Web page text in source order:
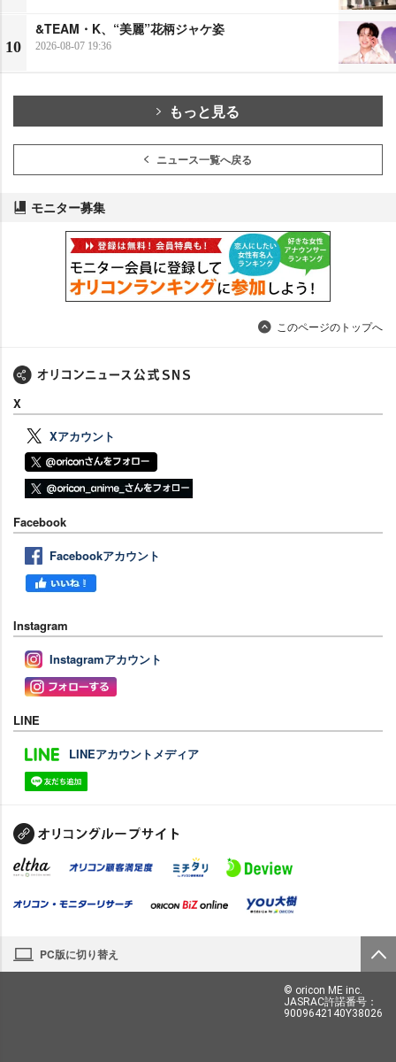
10
&TEAM・K、“美麗”花柄ジャケ姿
2026-08-07 19:36
もっと見る
ニュース一覧へ戻る
モニター募集
このページのトップへ
X
Xアカウント
Facebook
Facebookアカウント
Instagram
Instagramアカウント
LINE
LINEアカウントメディア
PC版に切り替え
© oricon ME inc.
JASRAC許諾番号：
9009642140Y38026